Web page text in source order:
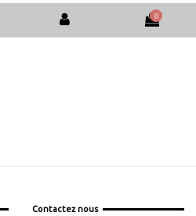
0
Contactez nous